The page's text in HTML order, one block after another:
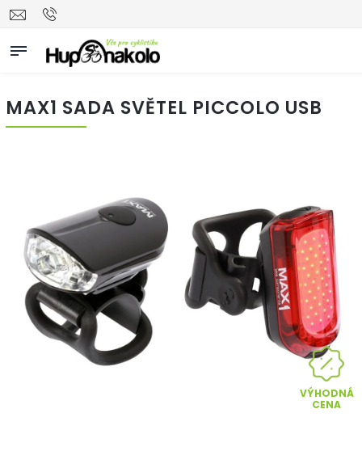
MAX1 SADA SVĚTEL PICCOLO USB
VÝHODNÁ
CENA